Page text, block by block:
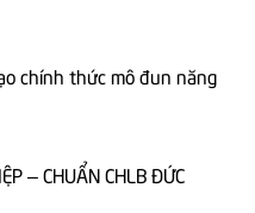
chính thức mô đun năng
– CHUẨN CHLB ĐỨC